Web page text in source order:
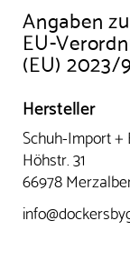
Angaben
EU-
(EU) 2023/
Hersteller
Schuh-Import +
Höhstr. 31
66978